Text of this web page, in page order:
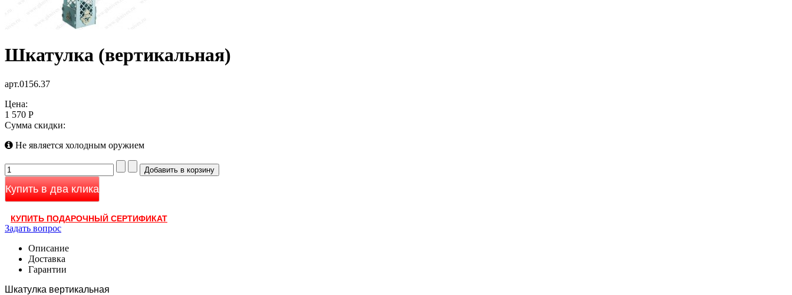
Шкатулка (вертикальная)
арт.0156.37
Цена:
1 570 Р
Сумма скидки:
Не является холодным оружием
Купить в два клика
КУПИТЬ ПОДАРОЧНЫЙ СЕРТИФИКАТ
Задать вопрос
Описание
Доставка
Гарантии
Шкатулка вертикальная